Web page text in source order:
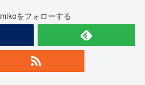
mikoをフォローする